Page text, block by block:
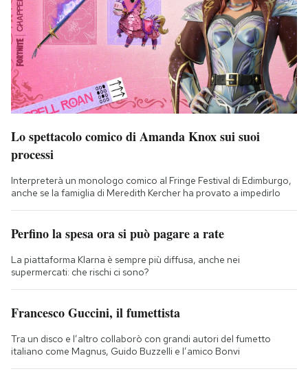
Lo spettacolo comico di Amanda Knox sui suoi
processi
Interpreterà un monologo comico al Fringe Festival di Edimburgo,
anche se la famiglia di Meredith Kercher ha provato a impedirlo
Perfino la spesa ora si può pagare a rate
La piattaforma Klarna è sempre più diffusa, anche nei
supermercati: che rischi ci sono?
Francesco Guccini, il fumettista
Tra un disco e l’altro collaborò con grandi autori del fumetto
italiano come Magnus, Guido Buzzelli e l’amico Bonvi